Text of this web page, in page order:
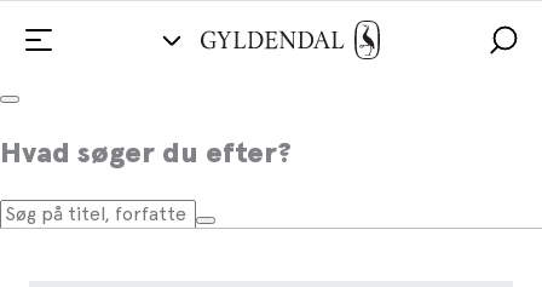
Hvad søger du efter?
Forbandelsen